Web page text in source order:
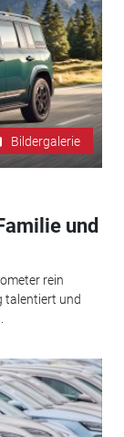
Bildergalerie
und
rein
talentiert und